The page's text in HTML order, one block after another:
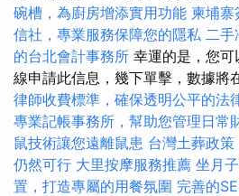
碗槽，為廚房增添實用功能 柬埔寨
信社，專業服務保障您的隱私 二手
的台北會計事務所 幸運的是，您
線申請此信息，幾下單擊，數據將
律師收費標準，確保透明公平的法
專業記帳事務所，幫助您管理日常
鼠技術讓您遠離鼠患 台灣土葬政
仍然可行 大里按摩服務推薦 坐月
置，打造專屬的用餐氛圍 完善的